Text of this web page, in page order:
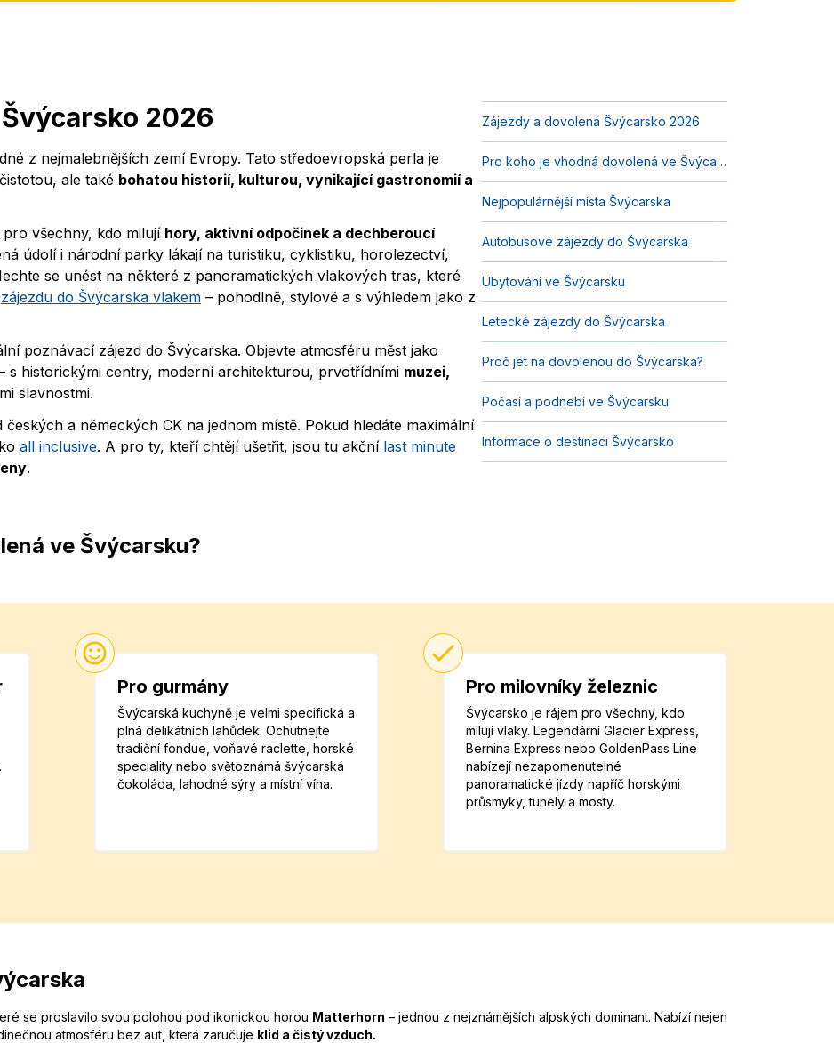
2026
z nejmalebnějších zemí Evropy. Tato středoevropská perla je
ale také bohatou historií, kulturou, vynikající gastronomií a
všechny, kdo milují hory, aktivní odpočinek a dechberoucí
údolí i národní parky lákají na turistiku, cyklistiku, horolezectví,
se unést na některé z panoramatických vlakových tras, které
zájezdu do Švýcarska vlakem – pohodlně, stylově a s výhledem jako z
poznávací zájezd do Švýcarska. Objevte atmosféru měst jako
s historickými centry, moderní architekturou, prvotřídními muzei,
slavnostmi.
a německých CK na jednom místě. Pokud hledáte maximální
all inclusive. A pro ty, kteří chtějí ušetřit, jsou tu akční last minute
.
Zájezdy a dovolená Švýcarsko 2026
Pro koho je vhodná dovolená ve Švýcarsku?
Nejpopulárnější místa Švýcarska
Autobusové zájezdy do Švýcarska
Ubytování ve Švýcarsku
Letecké zájezdy do Švýcarska
Proč jet na dovolenou do Švýcarska?
Počasí a podnebí ve Švýcarsku
Informace o destinaci Švýcarsko
ve Švýcarsku?
Pro gurmány
Švýcarská kuchyně je velmi specifická a
plná delikátních lahůdek. Ochutnejte
tradiční fondue, voňavé raclette, horské
speciality nebo světoznámá švýcarská
čokoláda, lahodné sýry a místní vína.
Pro milovníky železnic
Švýcarsko je rájem pro všechny, kdo
milují vlaky. Legendární Glacier Express,
Bernina Express nebo GoldenPass Line
nabízejí nezapomenutelné
panoramatické jízdy napříč horskými
průsmyky, tunely a mosty.
se proslavilo svou polohou pod ikonickou horou Matterhorn – jednou z nejznámějších alpských dominant. Nabízí nejen
atmosféru bez aut, která zaručuje klid a čistý vzduch.